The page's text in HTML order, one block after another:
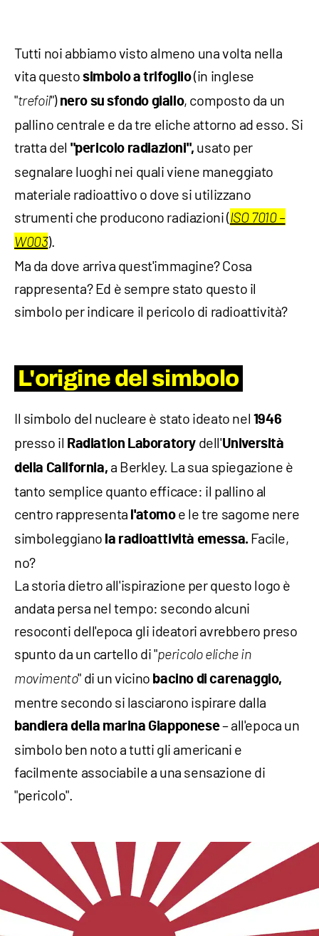
Tutti noi abbiamo visto almeno una volta nella
vita questosimbolo a trifoglio(in inglese
"trefoil")nero su sfondo giallo, composto da un
pallino centrale e da tre eliche attorno ad esso. Si
tratta del "pericolo radiazioni", usato per
segnalare luoghi nei quali viene maneggiato
materiale radioattivo o dove si utilizzano
strumenti che producono radiazioni (ISO 7010 –
W003).
Ma da dove arriva quest'immagine? Cosa
rappresenta? Ed è sempre stato questo il
simbolo per indicare il pericolo di radioattività?
L'origine del simbolo
Il simbolo del nucleare è stato ideato nel 1946
presso il Radiation Laboratory dell'Università
della California, a Berkley. La sua spiegazione è
tanto semplice quanto efficace: il pallino al
centro rappresenta l'atomoe le tre sagome nere
simboleggiano la radioattività emessa.Facile,
no?
La storia dietro all'ispirazione per questo logo è
andata persa nel tempo: secondo alcuni
resoconti dell'epoca gli ideatori avrebbero preso
spunto da un cartello di "pericolo eliche in
movimento" di un vicino bacino di carenaggio,
mentre secondo si lasciarono ispirare dalla
bandiera della marina Giapponese– all'epoca un
simbolo ben noto a tutti gli americani e
facilmente associabile a una sensazione di
"pericolo".